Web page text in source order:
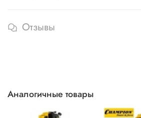
Отзывы
Аналогичные товары